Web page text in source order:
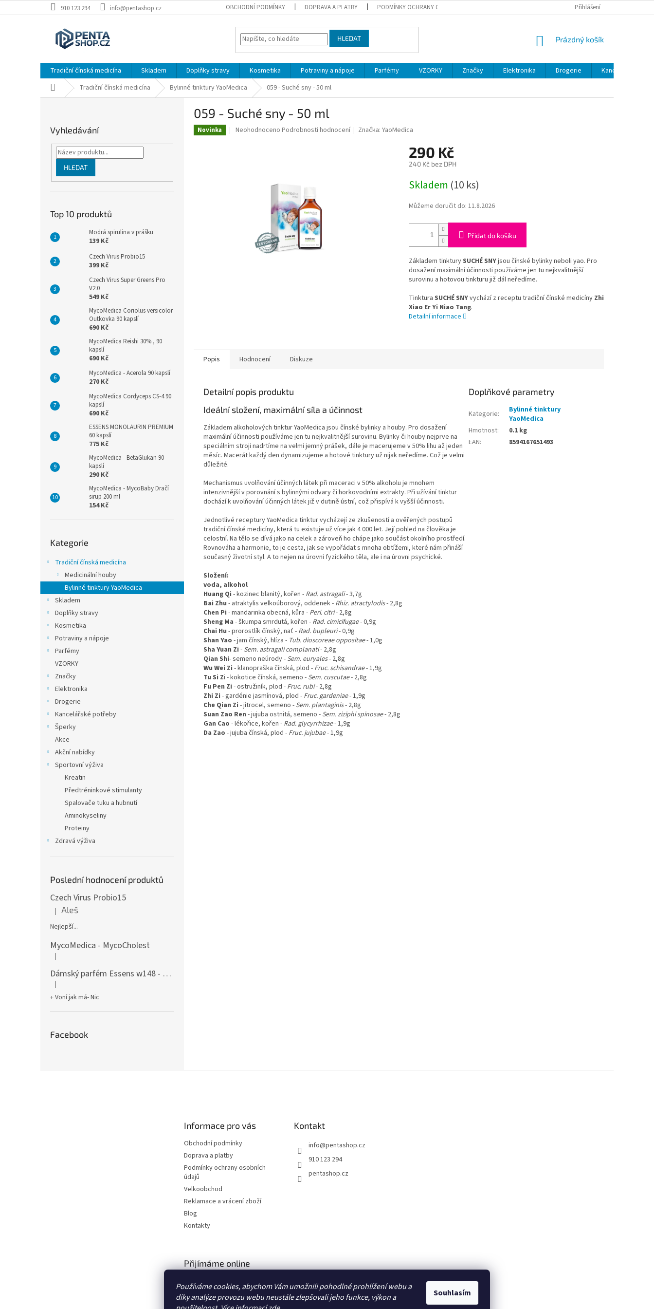
Používáme cookies, abychom Vám umožnili pohodlné prohlížení webu a
díky analýze provozu webu neustále zlepšovali jeho funkce, výkon a
Souhlasím
na
910 123 294 info@pentashop.cz OBCHODNÍ PODMÍNKY DOPRAVA A PLATBY PODMÍNKY OCHRANY OSOBNÍCH ÚDAJŮ REKLAMACE A VRÁCENÍ ZBOŽÍ
Přihlášení
HLEDAT
NÁKUPNÍ
Prázdný košík
Tradiční čínská medicína Skladem Doplňky stravy Kosmetika Potraviny a nápoje Parfémy VZORKY Značky Elektronika Drogerie
Kancelářské
Domů Tradiční čínská medicína Bylinné tinktury YaoMedica 059 - Suché sny - 50 ml
Vyhledávání
HLEDAT
Top 10 produktů
Modrá spirulina v prášku
139 Kč
Czech Virus Probio15
399 Kč
Czech Virus Super Greens Pro
V2.0
549 Kč
MycoMedica Coriolus versicolor
Outkovka 90 kapslí
690 Kč
MycoMedica Reishi 30% , 90
kapslí
690 Kč
MycoMedica - Acerola 90 kapslí
270 Kč
MycoMedica Cordyceps CS-4 90
kapslí
690 Kč
ESSENS MONOLAURIN PREMIUM
60 kapslí
775 Kč
MycoMedica - BetaGlukan 90
kapslí
290 Kč
MycoMedica - MycoBaby Dračí
sirup 200 ml
154 Kč
kategorie
Kategorie
Tradiční čínská medicína
Medicinální houby
Bylinné tinktury YaoMedica
Skladem
Doplňky stravy
Kosmetika
Potraviny a nápoje
Parfémy
VZORKY
Značky
Elektronika
Drogerie
Kancelářské potřeby
Šperky
Akce
Akční nabídky
Sportovní výživa
Kreatin
Předtréninkové stimulanty
Spalovače tuku a hubnutí
Aminokyseliny
Proteiny
Zdravá výživa
Poslední hodnocení produktů
Czech Virus Probio15
Hodnocení produktu je 5 z 5 hvězdiček.
| Aleš
Nejlepší...
MycoMedica - MycoCholest
Hodnocení produktu je 5 z 5 hvězdiček.
|
Dámský parfém Essens w148 - 50ml
Hodnocení produktu je 5 z 5 hvězdiček.
|
+ Voní jak má- Nic
Facebook
059 - Suché sny - 50 ml
Novinka
Průměrné
Neohodnoceno Podrobnosti hodnocení Značka:YaoMedica
290 Kč
240 Kč bez DPH
cena:
Skladem (10 ks)
Můžeme doručit do: 11.8.2026
Přidat do košíku
Základem tinkturySUCHÉ SNYjsou čínské bylinky neboli yao. Pro
dosažení maximální účinnosti používáme jen tu nejkvalitnější
surovinu a hotovou tinkturu již dál neředíme.
Tinktura SUCHÉ SNYvychází z receptu tradiční čínské medicíny Zhi
Xiao Er Yi Niao Tang.
Detailní informace
Popis Hodnocení Diskuze
Detailní popis produktu
Ideální složení, maximální síla a účinnost
Základem alkoholových tinktur YaoMedica jsou čínské bylinky a houby. Pro dosažení
maximální účinnosti používáme jen tu nejkvalitnější surovinu. Bylinky či houby nejprve na
speciálním stroji nadrtíme na velmi jemný prášek, dále je macerujeme v 50% lihu až jeden
měsíc. Macerát každý den dynamizujeme a hotové tinktury už nijak neředíme. Což je velmi
důležité.
Mechanismus uvolňování účinných látek při maceraci v 50% alkoholu je mnohem
intenzivnější v porovnání s bylinnými odvary či horkovodními extrakty. Při užívání tinktur
dochází k uvolňování účinných látek již v dutině ústní, což přispívá k vyšší účinnosti.
Jednotlivé receptury YaoMedica tinktur vycházejí ze zkušeností a ověřených postupů
tradiční čínské medicíny, která tu existuje už více jak 4 000 let. Její pohled na člověka je
celostní. Na tělo se dívá jako na celek a zároveň ho chápe jako součást okolního prostředí.
Rovnováha a harmonie, to je cesta, jak se vypořádat s mnoha obtížemi, které nám přináší
současný životní styl. A to nejen na úrovni fyzického těla, ale i na úrovni psychické.
Složení:
voda, alkohol
Huang Qi -kozinec blanitý, kořen - Rad. astragali- 3,7g
Bai Zhu - atraktylis velkoúborový, oddenek - Rhiz. atractylodis- 2,8g
Chen Pi - mandarinka obecná, kůra - Peri. citri- 2,8g
Sheng Ma - škumpa smrdutá, kořen - Rad. cimicifugae- 0,9g
Chai Hu -prorostlík čínský, nať - Rad. bupleuri- 0,9g
Shan Yao -jam čínský, hlíza - Tub. dioscoreae oppositae- 1,0g
Sha Yuan Zi - Sem. astragali complanati- 2,8g
Qian Shi-semeno neúrody- Sem. euryales- 2,8g
Wu Wei Zi -klanopraška čínská, plod - Fruc. schisandrae- 1,9g
Tu Si Zi -kokotice čínská, semeno - Sem. cuscutae- 2,8g
Fu Pen Zi -ostružiník, plod - Fruc. rubi- 2,8g
Zhi Zi -gardénie jasmínová, plod - Fruc. gardeniae- 1,9g
Che Qian Zi -jitrocel, semeno - Sem. plantaginis- 2,8g
Suan Zao Ren -jujuba ostnitá, semeno - Sem. ziziphi spinosae- 2,8g
Gan Cao -lékořice, kořen - Rad. glycyrrhizae- 1,9g
Da Zao -jujuba čínská, plod - Fruc. jujubae- 1,9g
Doplňkové parametry
Kategorie:
Bylinné tinktury
YaoMedica
Hmotnost:
0.1 kg
EAN: 8594167651493
Informace pro vás
Obchodní podmínky
Doprava a platby
Podmínky ochrany osobních
údajů
Velkoobchod
Reklamace a vrácení zboží
Blog
Kontakty
Kontakt
info@pentashop.cz
910 123 294
pentashop.cz
Přijímáme online
platby